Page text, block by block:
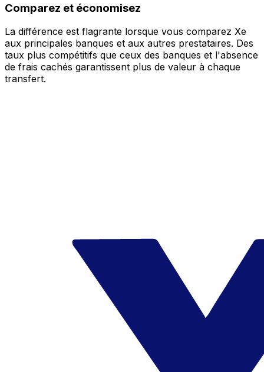
Comparez et économisez
La différence est flagrante lorsque vous comparez Xe
aux principales banques et aux autres prestataires. Des
taux plus compétitifs que ceux des banques et l'absence
de frais cachés garantissent plus de valeur à chaque
transfert.